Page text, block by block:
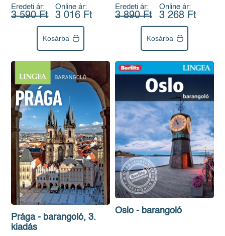
Eredeti ár:
3 590 Ft
Online ár:
3 016 Ft
Kosárba
Eredeti ár:
3 890 Ft
Online ár:
3 268 Ft
Kosárba
Prága - barangoló, 3.
kiadás
Oslo - barangoló